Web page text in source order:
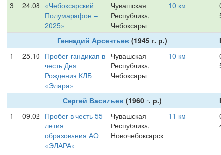
3 24.08 «Чебоксарский
Полумарафон –
2025»
Чувашская
Республика,
Чебоксары
10 км
Геннадий Арсентьев (1945 г. р.)
1
25.10 Пробег-гандикап в
честь Дня
Рождения КЛБ
«Элара»
Чувашская
Республика,
Чебоксары
10 км
Сергей Васильев (1960 г. р.)
1
09.02 Пробег в честь 55-
летия
образования АО
«ЭЛАРА»
Чувашская
Республика,
Новочебоксарск
11 км